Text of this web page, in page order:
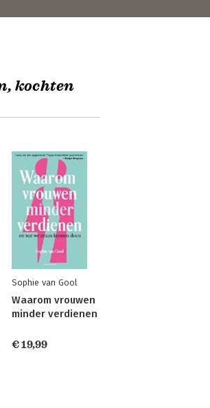
kochten
Sophie van Gool
Waarom vrouwen
minder verdienen
€ 19,99